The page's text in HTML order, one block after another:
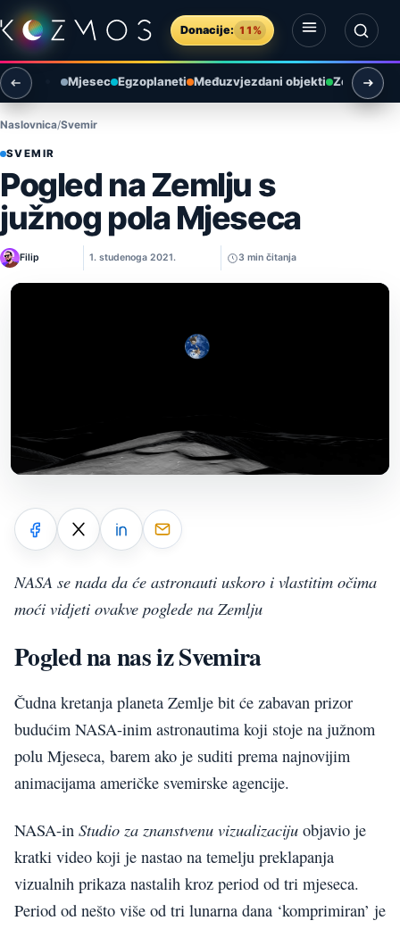
Preskoči na sadržaj
Donacije: 11%
Otvori izbornik
Otvori pretragu
Mjesec Egzoplaneti Međuzvjezdani objekti Zemlja i
Naslovnica Svemir
SVEMIR
Pogled na Zemlju s
južnog pola Mjeseca
Filip 1. studenoga 2021. 3 min čitanja
NASA se nada da će astronauti uskoro i vlastitim očima
moći vidjeti ovakve poglede na Zemlju
Pogled na nas iz Svemira
Čudna kretanja planeta Zemlje bit će zabavan prizor
budućim NASA-inim astronautima koji stoje na južnom
polu Mjeseca, barem ako je suditi prema najnovijim
animacijama američke svemirske agencije.
NASA-in Studio za znanstvenu vizualizaciju objavio je
kratki video koji je nastao na temelju preklapanja
vizualnih prikaza nastalih kroz period od tri mjeseca.
Period od nešto više od tri lunarna dana ‘komprimiran’ je